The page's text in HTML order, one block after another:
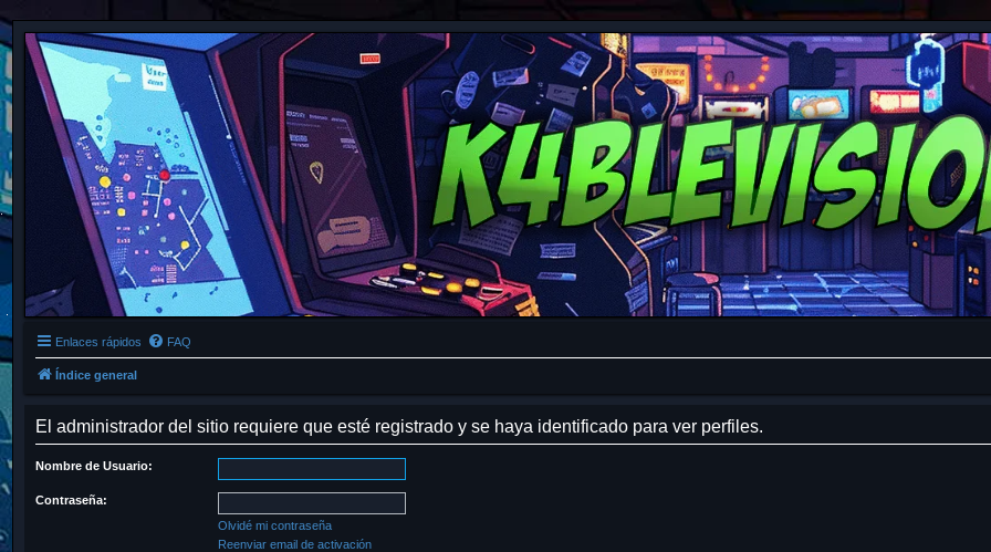
Enlaces rápidos FAQ
Índice general
El administrador del sitio requiere que esté registrado y se haya identificado para ver perfiles.
Nombre de Usuario:
Contraseña:
Olvidé mi contraseña
Reenviar email de activación